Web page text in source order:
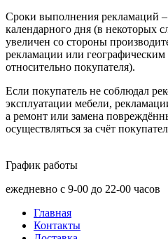
Сроки выполнения рекламаций –
календарного дня (в некоторых
увеличен со стороны
рекламации или
относительно покупателя).
Если покупатель не соблюдал
эксплуатации мебели,
а ремонт или замена
осуществляться за счёт
График работы
ежедневно с 9-00 до 22-00 часов
Главная
Контакты